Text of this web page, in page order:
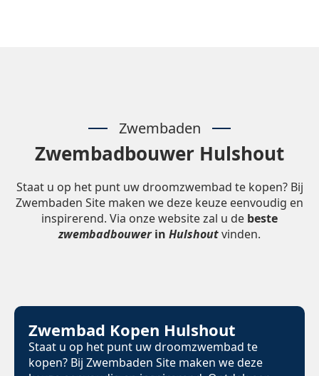
Zwembaden
Zwembadbouwer Hulshout
Staat u op het punt uw droomzwembad te kopen? Bij
Zwembaden Site maken we deze keuze eenvoudig en
inspirerend. Via onze website zal u de beste
zwembadbouwerin Hulshoutvinden.
Zwembad Kopen Hulshout
Staat u op het punt uw droomzwembad te
kopen? Bij Zwembaden Site maken we deze